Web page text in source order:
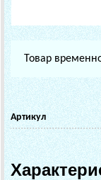
Товар
Артикул